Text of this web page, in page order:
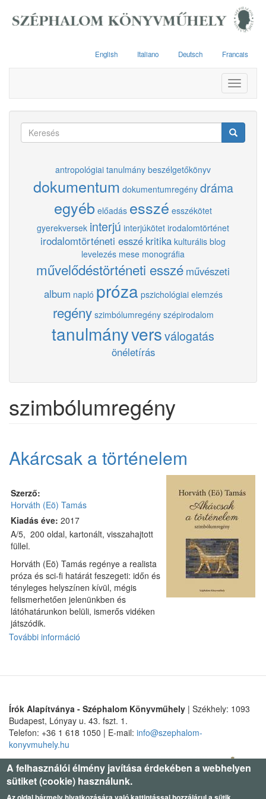
English Italiano Deutsch Francais
Toggle
Keresés
antropológiai tanulmány beszélgetőkönyv
dokumentum dokumentumregény dráma
egyéb előadás esszé esszékötet
gyerekversek interjú interjúkötet irodalomtörténet
irodalomtörténeti esszé kritika kulturális blog
levelezés mese monográfia
művelődéstörténeti esszé művészeti
album napló próza pszichológiai elemzés
regény szimbólumregény szépirodalom
tanulmányversválogatás
önéletírás
szimbólumregény
Akárcsak a történelem
Szerző:
Horváth (Eö) Tamás
Kiadás éve: 2017
A/5, 200 oldal, kartonált, visszahajtott
füllel.
Horváth (Eö) Tamás regénye a realista
próza és sci-fi határát feszegeti: időn és
tényleges helyszínen kívül, mégis
felismerhetően jelenünkben és
látóhatárunkon belüli, ismerős vidéken
játszódik.
További információ
tartalommal
Írók Alapítványa - Széphalom Könyvműhely | Székhely: 1093
Budapest, Lónyay u. 43. fszt. 1.
Telefon: +36 1 618 1050 | E-mail: info@szephalom-
konyvmuhely.hu
A felhasználói élmény javítása érdekében a webhelyen
sütiket (cookie) használunk.